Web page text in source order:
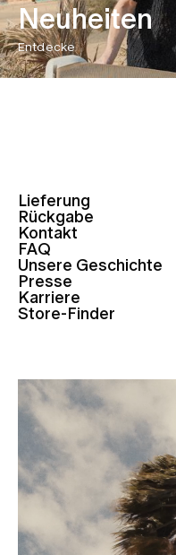
Neuheiten
Entdecke
Lieferung
Rückgabe
Kontakt
FAQ
Unsere Geschichte
Presse
Karriere
Store-Finder